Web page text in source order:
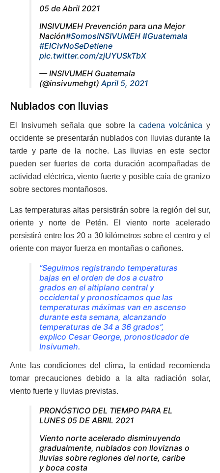
05 de Abril 2021
INSIVUMEH Prevención para una Mejor
Nación#SomosINSIVUMEH #Guatemala
#ElCivNoSeDetiene
pic.twitter.com/zjUYUSkTbX
— INSIVUMEH Guatemala
(@insivumehgt)April 5, 2021
Nublados con lluvias
El Insivumeh señala que sobre lacadena volcánica y
occidente se presentarán nublados con lluvias durante la
tarde y parte de la noche. Las lluvias en este sector
pueden ser fuertes de corta duración acompañadas de
actividad eléctrica, viento fuerte y posible caía de granizo
sobre sectores montañosos.
Las temperaturas altas persistirán sobre la región del sur,
oriente y norte de Petén. El viento norte acelerado
persistirá entre los 20 a 30 kilómetros sobre el centro y el
oriente con mayor fuerza en montañas o cañones.
“Seguimos registrando temperaturas
bajas en el orden de dos a cuatro
grados en el altiplano central y
occidental y pronosticamos que las
temperaturas máximas van en ascenso
durante esta semana, alcanzando
temperaturas de 34 a 36 grados”,
explico Cesar George, pronosticador de
Insivumeh.
Ante las condiciones del clima, la entidad recomienda
tomar precauciones debido a la alta radiación solar,
viento fuerte y lluvias previstas.
PRONÓSTICO DEL TIEMPO PARA EL
LUNES 05 DE ABRIL 2021
Viento norte acelerado disminuyendo
gradualmente, nublados con lloviznas o
lluvias sobre regiones del norte, caribe
y boca costa